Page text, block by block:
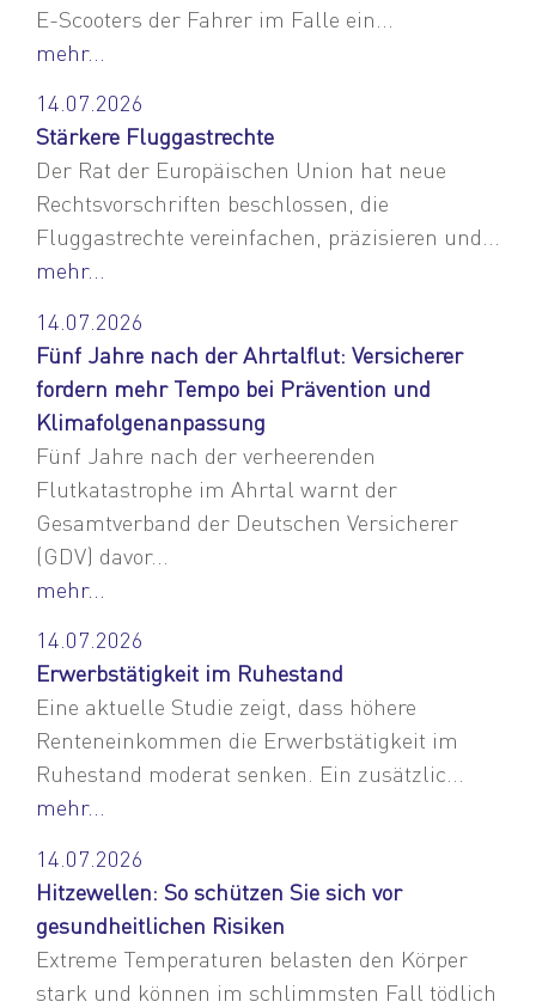
E-Scooters der Fahrer im Falle ein...
mehr...
14.07.2026
Stärkere Fluggastrechte
Der Rat der Europäischen Union hat neue
Rechtsvorschriften beschlossen, die
Fluggastrechte vereinfachen, präzisieren und...
mehr...
14.07.2026
Fünf Jahre nach der Ahrtalflut: Versicherer
fordern mehr Tempo bei Prävention und
Klimafolgenanpassung
Fünf Jahre nach der verheerenden
Flutkatastrophe im Ahrtal warnt der
Gesamtverband der Deutschen Versicherer
(GDV) davor...
mehr...
14.07.2026
Erwerbstätigkeit im Ruhestand
Eine aktuelle Studie zeigt, dass höhere
Renteneinkommen die Erwerbstätigkeit im
Ruhestand moderat senken. Ein zusätzlic...
mehr...
14.07.2026
Hitzewellen: So schützen Sie sich vor
gesundheitlichen Risiken
Extreme Temperaturen belasten den Körper
stark und können im schlimmsten Fall tödlich